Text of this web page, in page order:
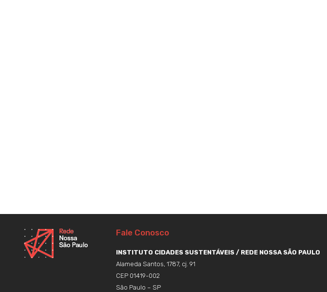
Fale Conosco
INSTITUTO CIDADES SUSTENTÁVEIS / REDE NOSSA SÃO PAULO
Alameda Santos, 1787, cj. 91
CEP 01419-002
São Paulo – SP